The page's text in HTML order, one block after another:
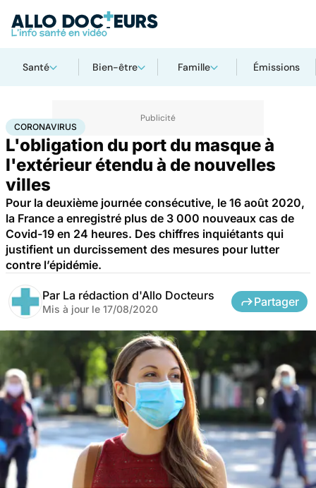
Santé Bien-être Famille Émissions
AccueilSantéMaladies Coronavirus
CORONAVIRUS
L'obligation du port du masque à
l'extérieur étendu à de nouvelles
villes
Pour la deuxième journée consécutive, le 16 août 2020,
la France a enregistré plus de 3 000 nouveaux cas de
Covid-19 en 24 heures. Des chiffres inquiétants qui
justifient un durcissement des mesures pour lutter
contre l’épidémie.
Par La rédaction d'Allo Docteurs
Mis à jour le 17/08/2020
Partager